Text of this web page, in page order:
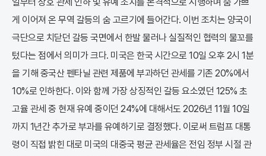
게 이어져 온 무역 갈등의 숨 고르기에 들어간다. 이번 조치는 양국이
극단으로 치닫던 갈등 국면에서 한발 물러나 실질적인 협력의 물꼬를
텄다는 점에서 의미가 크다. 미국은 한국 시간으로 10일 오후 2시 1분
을 기해 중국산 펜타닐 관련 제품에 부과하던 관세를 기존 20%에서
10%로 인하한다. 이와 함께 가장 상징적인 갈등 요소였던 125% 초
고율 관세 중 현재 유예 중이던 24%에 대해서도 2026년 11월 10일
까지 1년간 추가로 부과를 유예하기로 결정했다. 이로써 트럼프 대통
령이 직접 밝힌 대로 미국의 대중국 평균 관세율은 전임 정부 시절 관